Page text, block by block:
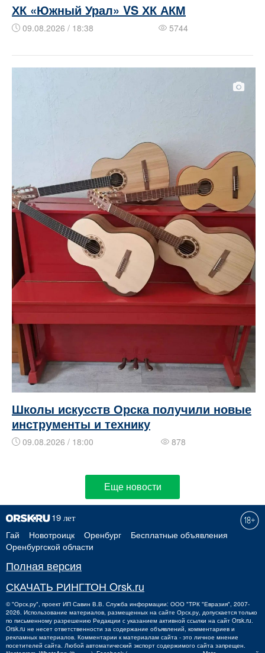
ХК «Южный Урал» VS ХК АКМ
09.08.2026 / 18:38 5744
Школы искусств Орска получили новые
инструменты и технику
09.08.2026 / 18:00 878
Еще новости
Гай Новотроицк Оренбург
Бесплатные объявления
Оренбургской области
Полная версия
СКАЧАТЬ РИНГТОН Orsk.ru
©"Орск.ру", проект ИП Савин В.В. Служба информации: ООО "ТРК "Евразия", 2007-
2026. Использование материалов, размещенных на сайте Орск.ру, допускается только
по письменному разрешению Редакции с указанием активной ссылки на сайт Orsk.ru.
Orsk.ru не несет ответственности за содержание объявлений, комментариев и
рекламных материалов. Комментарии к материалам сайта - это личное мнение
посетителей сайта. Любой автоматический экспорт содержимого сайта запрещен.